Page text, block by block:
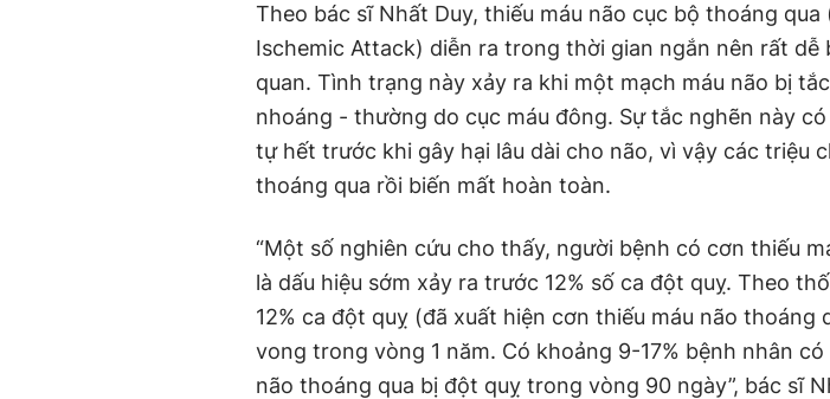
Theo bác sĩ Nhất Duy, thiếu máu não cục bộ thoáng qua
Ischemic Attack) diễn ra trong thời gian ngắn nên rất dễ
quan. Tình trạng này xảy ra khi một mạch máu não bị
nhoáng - thường do cục máu đông. Sự tắc nghẽn này
tự hết trước khi gây hại lâu dài cho não, vì vậy các triệu
thoáng qua rồi biến mất hoàn toàn.
“Một số nghiên cứu cho thấy, người bệnh có cơn thiếu
là dấu hiệu sớm xảy ra trước 12% số ca đột quỵ. Theo
12% ca đột quỵ (đã xuất hiện cơn thiếu máu não thoáng
vong trong vòng 1 năm. Có khoảng 9-17% bệnh nhân
não thoáng qua bị đột quỵ trong vòng 90 ngày”, bác sĩ